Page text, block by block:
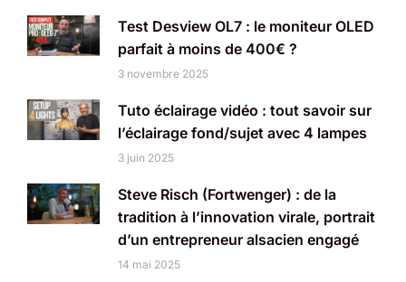
Test Desview OL7 : le moniteur OLED
parfait à moins de 400€ ?
3 novembre 2025
Tuto éclairage vidéo : tout savoir sur
l’éclairage fond/sujet avec 4 lampes
3 juin 2025
Steve Risch (Fortwenger) : de la
tradition à l’innovation virale, portrait
d’un entrepreneur alsacien engagé
14 mai 2025